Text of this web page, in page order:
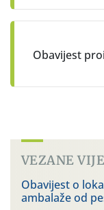
Obavijest
VEZANE
Obavijest o
ambalaže od